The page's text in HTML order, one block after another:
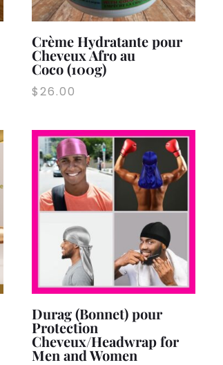
Crème Hydratante pour
Cheveux Afro au
Coco (100g)
$26.00
Durag (Bonnet) pour
Protection
Cheveux/Headwrap for
Men and Women